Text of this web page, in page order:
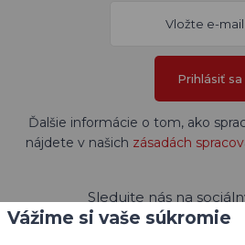
Prihlásiť sa
Ďalšie informácie o tom, ako
nájdete v našich zásadách
Sledujte nás na
Vážime si vaše súkromie